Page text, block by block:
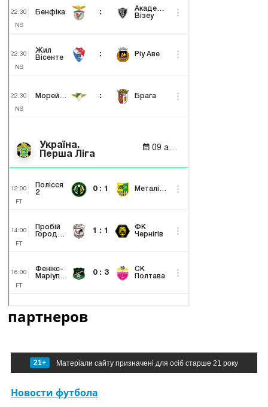
партнеров
21+ Матеріали сайту призначені для осіб старше 21 року
Новости футбола